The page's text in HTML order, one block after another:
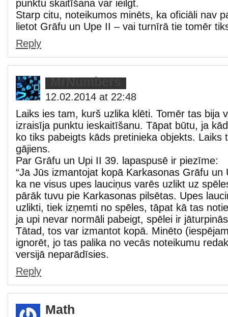
punktu skaitīšana var ieilgt.
Starp citu, noteikumos minēts, ka oficiāli nav
lietot Grāfu un Upe II – vai turnīrā tie tomēr
Reply
MrNumbers
12.02.2014 at 22:48
Laiks ies tam, kurš uzlika klēti. Tomēr tas bija
izraisīja punktu ieskaitīšanu. Tāpat būtu, ja
ko tiks pabeigts kāds pretinieka objekts. Laiks
gājiens.
Par Grāfu un Upi II 39. lapaspusē ir piezīme:
“Ja Jūs izmantojat kopā Karkasonas Grāfu un
ka ne visus upes lauciņus varēs uzlikt uz
pārāk tuvu pie Karkasonas pilsētas. Upes
uzlikti, tiek izņemti no spēles, tāpat kā tas
ja upi nevar normāli pabeigt, spēlei ir
Tātad, tos var izmantot kopā. Minēto
ignorēt, jo tas palika no vecās noteikumu
versijā neparādīsies.
Reply
Math